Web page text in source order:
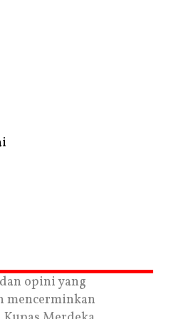
opini yang
mencerminkan